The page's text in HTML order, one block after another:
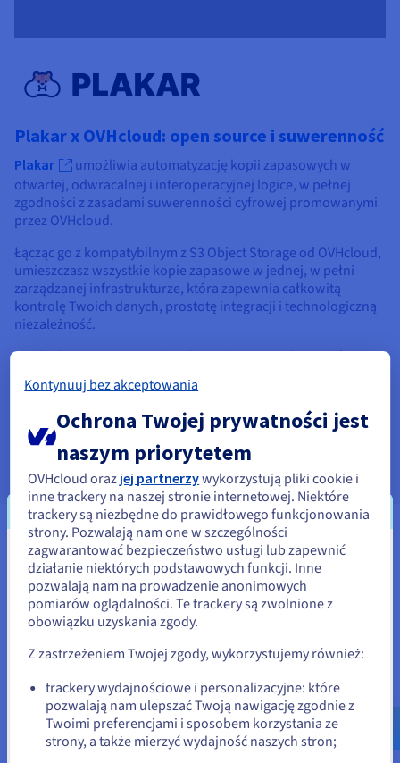
Plakar x OVHcloud: open source i suwerenność
Plakar
umożliwia automatyzację kopii zapasowych w
otwartej, odwracalnej i interoperacyjnej logice, w pełnej
zgodności z zasadami suwerenności cyfrowej promowanymi
przez OVHcloud.
Łącząc go z kompatybilnym z S3 Object Storage od OVHcloud,
umieszczasz wszystkie kopie zapasowe w jednej, w pełni
zarządzanej infrastrukturze, która zapewnia całkowitą
kontrolę Twoich danych, prostotę integracji i technologiczną
niezależność.
To idealne rozwiązanie do ochrony krytycznych zasobów,
pozwalające w pełni kontrolować strategię tworzenia kopii
zapasowych.
Dokumentacja
Best for Kubernetes
Stash
granularnych snapshotów mikro-usług.
Sprawdź
Wydaje się, że znajdujesz się w
Stany Zjednoczone
Jeśli chcesz złożyć zamówienie w Stany Zjednoczone, wyszukaj
Go to Stany Zjednoczone website
us.ovhcloud.com/
Angielski USD - $
lub
Kontynuuj bez akceptowania
Ochrona Twojej prywatności jest
naszym priorytetem
OVHcloud oraz jej partnerzywykorzystują pliki cookie i
inne trackery na naszej stronie internetowej. Niektóre
trackery są niezbędne do prawidłowego funkcjonowania
strony. Pozwalają nam one w szczególności
zagwarantować bezpieczeństwo usługi lub zapewnić
działanie niektórych podstawowych funkcji. Inne
pozwalają nam na prowadzenie anonimowych
pomiarów oglądalności. Te trackery są zwolnione z
obowiązku uzyskania zgody.
Z zastrzeżeniem Twojej zgody, wykorzystujemy również:
trackery wydajnościowe i personalizacyjne: które
pozwalają nam ulepszać Twoją nawigację zgodnie z
Twoimi preferencjami i sposobem korzystania ze
strony, a także mierzyć wydajność naszych stron;